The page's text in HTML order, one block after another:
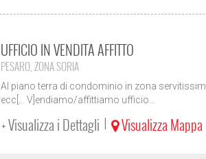
UFFICIO IN VENDITA AFFITTO
PESARO, ZONA SORIA
Al piano terra di condominio in zona
ecc[... V]endiamo/affittiamo ufficio...
+ Visualizza i Dettagli |
Visualizza Mappa